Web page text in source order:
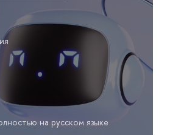
на русском языке